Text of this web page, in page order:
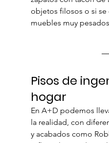
objetos filosos o si
muebles muy
Pisos de
hogar
En A+D podemos
la realidad, con
y acabados como